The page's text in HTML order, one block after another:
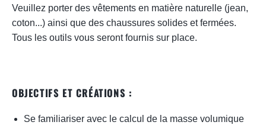
Veuillez porter des vêtements en matière naturelle (jean,
coton...) ainsi que des chaussures solides et fermées.
Tous les outils vous seront fournis sur place.
OBJECTIFS ET CRÉATIONS :
Se familiariser avec le calcul de la masse volumique